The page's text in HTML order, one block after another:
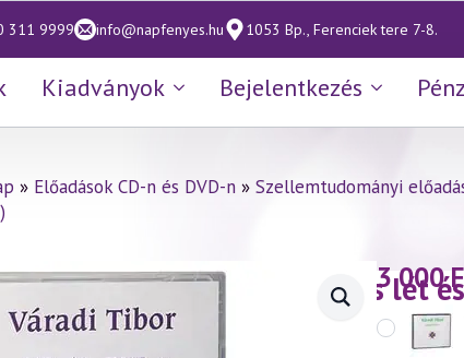
311 9999 info@napfenyes.hu 1053 Bp., Ferenciek tere 7-8.
Kiadványok Bejelentkezés
» Előadások CD-n és DVD-n » Szellemtudományi
Tibor előadás (219) — Köztes lét
3 000